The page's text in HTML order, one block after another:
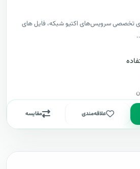
تخصصی سرویس‌های اکتیو شبکه، فایل های
علاقه‌مندی مقایسه